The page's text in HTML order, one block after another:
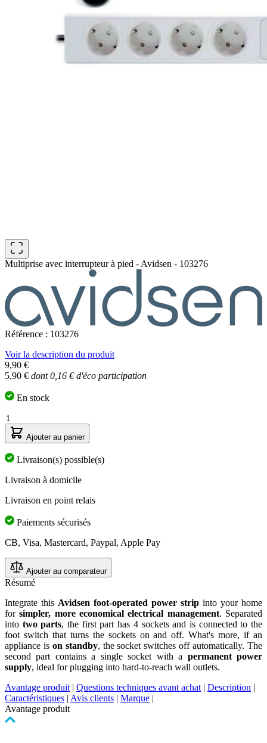
Multiprise avec interrupteur à pied - Avidsen - 103276
Référence : 103276
Voir la description du produit
9,90 €
5,90 € dont 0,16 € d'éco participation
En stock
Quantité
Ajouter au panier
Livraison(s) possible(s)
Livraison à domicile
Livraison en point relais
Paiements sécurisés
CB, Visa, Mastercard, Paypal, Apple Pay
Ajouter au comparateur
Résumé
Integrate this Avidsen foot-operated power strip into your home
forsimpler, more economical electrical management. Separated
into two parts, the first part has 4 sockets and is connected to the
foot switch that turns the sockets on and off. What's more, if an
appliance is on standby, the socket switches off automatically. The
second part contains a single socket with a permanent power
supply, ideal for plugging into hard-to-reach wall outlets.
Avantage produit | Questions techniques avant achat | Description |
Caractéristiques | Avis clients | Marque |
Avantage produit